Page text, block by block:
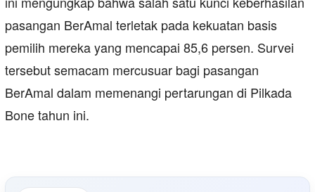
pasangan BerAmal terletak pada kekuatan basis
pemilih mereka yang mencapai 85,6 persen. Survei
tersebut semacam mercusuar bagi pasangan
BerAmal dalam memenangi pertarungan di Pilkada
Bone tahun ini.